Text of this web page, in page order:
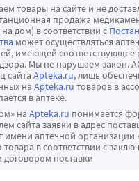
товары на сайте и не
продажа
дом) в соответствии с
может осуществляться
имеющей соответствующее
Мы не нарушаем закон.
сайта Apteka.ru, лишь
на Apteka.ru товаров в
в аптеке.
на Apteka.ru понимается
сайта заявки в адрес
имени аптечной организации
в соответствии с
договором поставки